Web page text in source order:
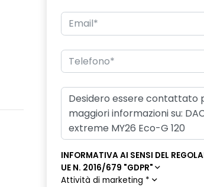
INFORMATIVA AI SENSI DEL
UE N. 2016/679 "GDPR"
Attività di marketing *